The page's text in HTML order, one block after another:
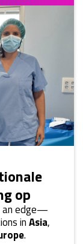
op
an edge—
inAsia,
.